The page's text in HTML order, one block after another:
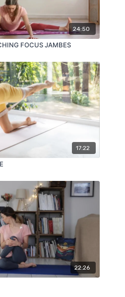
de non experts.
24:50
FOCUS JAMBES
17:22
22:26